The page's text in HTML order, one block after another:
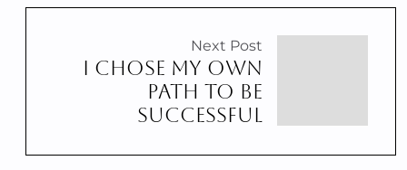
Next Post
I CHOSE MY OWN
PATH TO BE
SUCCESSFUL